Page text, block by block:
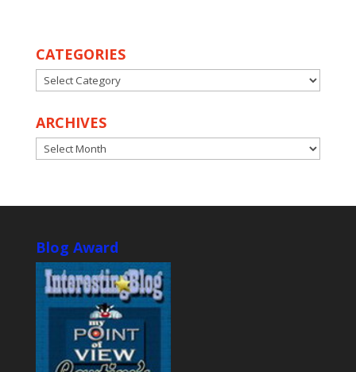
CATEGORIES
CATEGORIES
ARCHIVES
ARCHIVES
Blog Award